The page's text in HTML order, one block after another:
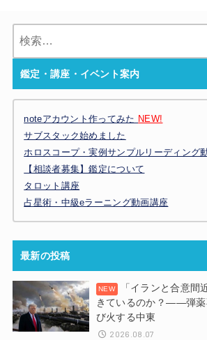
鑑定・講座・イベント案内
noteアカウント作ってみた NEW!
サブスタック始めました
ホロスコープ・実例サンプルリーディング
【相談者募集】鑑定について
タロット講座
占星術・中級eラーニング動画講座
最新の投稿
「イランと合意間
きているのか？——弾薬
び火する中東
2026.08.07